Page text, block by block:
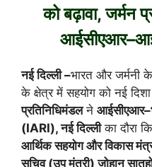
को बढ़ावा, जर्मन
नई दिल्ली –भारत और जर्मनी
के क्षेत्र में सहयोग को नई
प्रतिनिधिमंडलने
(IARI), नई दिल्लीका दौरा
आर्थिक सहयोग और विकास
सचिव (उप मंत्री) जोहान